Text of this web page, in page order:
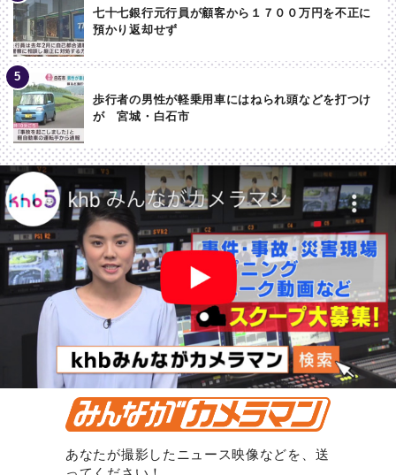
七十七銀行元行員が顧客から１７００万円を不正に
預かり返却せず
歩行者の男性が軽乗用車にはねられ頭などを打つけ
が 宮城・白石市
あなたが撮影したニュース映像などを、送